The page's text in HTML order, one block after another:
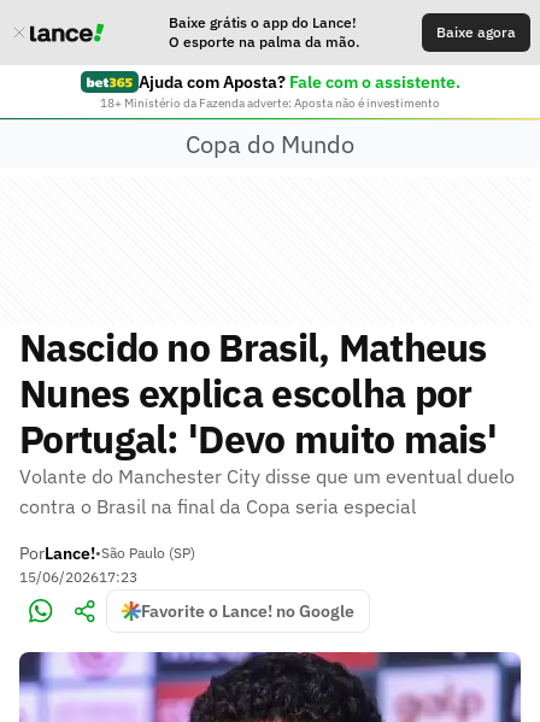
Baixe grátis o app do Lance!
O esporte na palma da mão.
Baixe agora
Ajuda com Aposta? Fale com o assistente.
18+ Ministério da Fazenda adverte: Aposta não é investimento
Copa do Mundo
Nascido no Brasil, Matheus
Nunes explica escolha por
Portugal: 'Devo muito mais'
Volante do Manchester City disse que um eventual duelo
contra o Brasil na final da Copa seria especial
PorLance!•São Paulo (SP)
15/06/202617:23
Favorite o Lance! no Google